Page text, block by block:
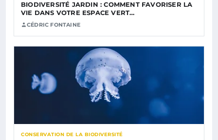
BIODIVERSITÉ JARDIN : COMMENT FAVORISER LA
VIE DANS VOTRE ESPACE VERT…
CÉDRIC FONTAINE
CONSERVATION DE LA BIODIVERSITÉ